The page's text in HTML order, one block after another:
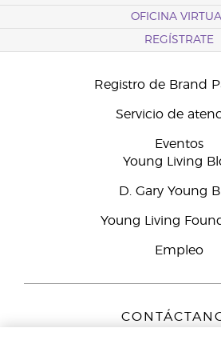
OFICINA
REGÍSTRATE
Registro de Brand
Servicio de
Eventos
Young Living
D. Gary Young
Young Living
Empleo